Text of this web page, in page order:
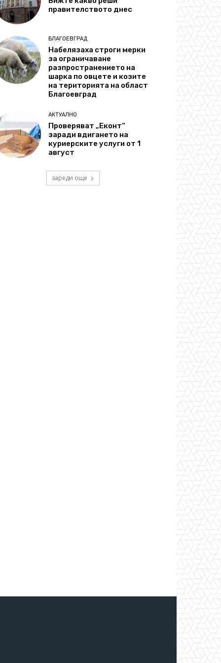
правителството днес
БЛАГОЕВГРАД
Набелязаха строги мерки
за ограничаване
разпространението на
шарка по овцете и козите
на територията на област
Благоевград
АКТУАЛНО
Проверяват „Еконт“
заради вдигането на
куриерските услуги от 1
август
зареди още